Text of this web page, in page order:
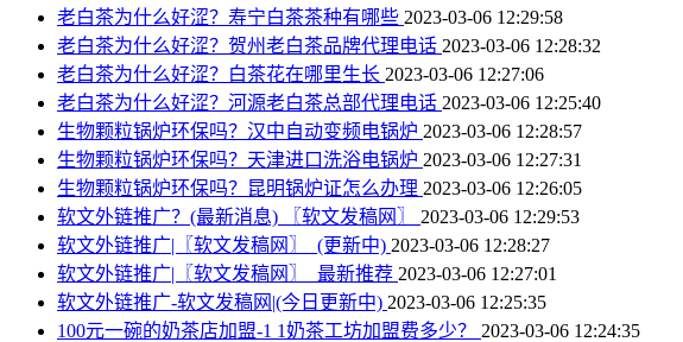
老白茶为什么好涩？寿宁白茶茶种有哪些 2023-03-06 12:29:58
老白茶为什么好涩？贺州老白茶品牌代理电话 2023-03-06 12:28:32
老白茶为什么好涩？白茶花在哪里生长 2023-03-06 12:27:06
老白茶为什么好涩？河源老白茶总部代理电话 2023-03-06 12:25:40
生物颗粒锅炉环保吗？汉中自动变频电锅炉 2023-03-06 12:28:57
生物颗粒锅炉环保吗？天津进口洗浴电锅炉 2023-03-06 12:27:31
生物颗粒锅炉环保吗？昆明锅炉证怎么办理 2023-03-06 12:26:05
软文外链推广？(最新消息) 〖软文发稿网〗 2023-03-06 12:29:53
软文外链推广|〖软文发稿网〗_(更新中) 2023-03-06 12:28:27
软文外链推广|〖软文发稿网〗_最新推荐 2023-03-06 12:27:01
软文外链推广-软文发稿网|(今日更新中) 2023-03-06 12:25:35
100元一碗的奶茶店加盟-1 1奶茶工坊加盟费多少？ 2023-03-06 12:24:35